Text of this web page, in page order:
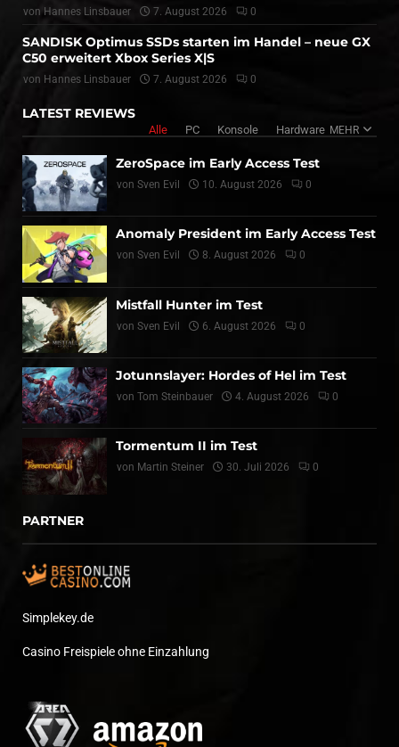
von Hannes Linsbauer 7. August 2026 0
SANDISK Optimus SSDs starten im Handel – neue GX
C50 erweitert Xbox Series X|S
von Hannes Linsbauer 7. August 2026 0
LATEST REVIEWS
Alle PC Konsole Hardware MEHR
ZeroSpace im Early Access Test
von Sven Evil 10. August 2026 0
Anomaly President im Early Access Test
von Sven Evil 8. August 2026 0
Mistfall Hunter im Test
von Sven Evil 6. August 2026 0
Jotunnslayer: Hordes of Hel im Test
von Tom Steinbauer 4. August 2026 0
Tormentum II im Test
von Martin Steiner 30. Juli 2026 0
PARTNER
Simplekey.de
Casino Freispiele ohne Einzahlung